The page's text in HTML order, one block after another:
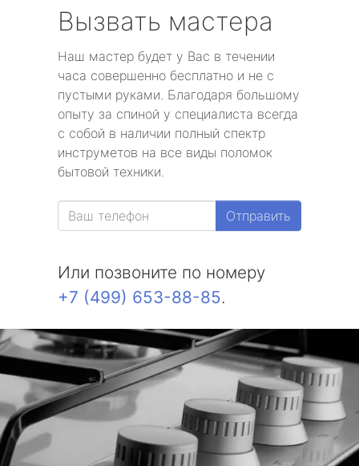
Вызвать мастера
Наш мастер будет у Вас в течении
часа совершенно бесплатно и не с
пустыми руками. Благодаря большому
опыту за спиной у специалиста всегда
с собой в наличии полный спектр
инструметов на все виды поломок
бытовой техники.
Отправить
Или позвоните по номеру
+7 (499) 653-88-85.